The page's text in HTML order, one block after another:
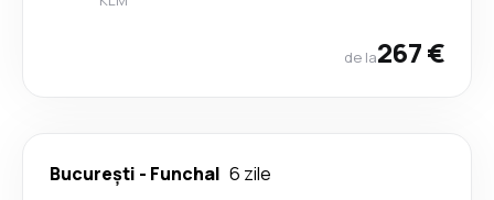
de la267 €
București - Funchal 6 zile